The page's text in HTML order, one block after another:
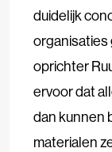
duidelijk
organisaties
oprichter
ervoor dat
dan kunnen
materialen